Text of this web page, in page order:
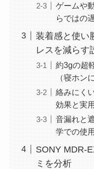
ゲームや
らではの
装着感と使い
レスを減らす
約3gの超
（寝ホン
絡みにく
効果と実
音漏れと
学での使
SONY MDR-
ミを分析